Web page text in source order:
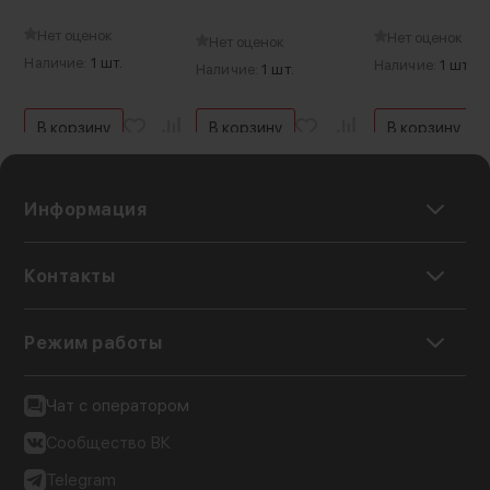
Нет оценок
Наличие: 1 шт.
В корзину
Нет оценок
Наличие: 1 шт.
В корзину
Нет оценок
Наличие: 1 шт.
В корзину
Информация
Контакты
Режим работы
Чат с оператором
Сообщество ВК
Telegram